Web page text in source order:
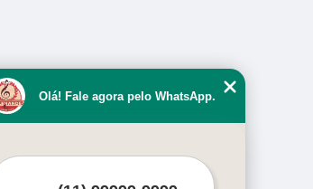
Olá! Fale agora pelo WhatsApp.